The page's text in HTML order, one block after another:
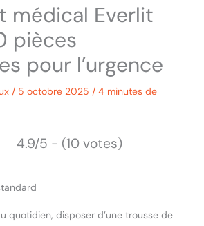
médical Everlit
pièces
pour l’urgence
/ 5 octobre 2025 / 4 minutes de
4.9/5 - (10 votes)
quotidien, disposer d’une trousse de